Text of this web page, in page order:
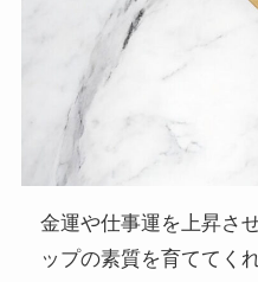
金運や仕事運を上昇さ
ップの素質を育ててく